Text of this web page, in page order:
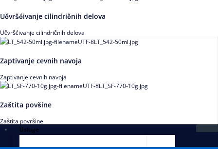
Učvršćivanje cilindričnih delova
Učvršćivanje cilindričnih delova
Zaptivanje cevnih navoja
Zaptivanje cevnih navoja
Zaštita povšine
Zaštita površine
Usluge